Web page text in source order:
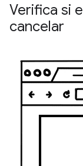
Verifica si
cancelar